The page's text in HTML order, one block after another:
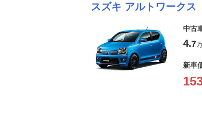
スズキ アルトワークス
中古
4.7
新車